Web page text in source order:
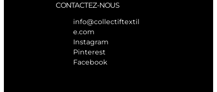
CONTACTEZ-NOUS
info@collectiftextil
e.com
Instagram
Pinterest
Facebook